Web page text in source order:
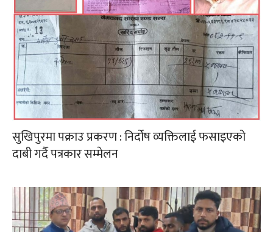
सुखिपुरमा पक्राउ प्रकरण : निर्दोष व्यक्तिलाई फसाइएको
दाबी गर्दै पत्रकार सम्मेलन